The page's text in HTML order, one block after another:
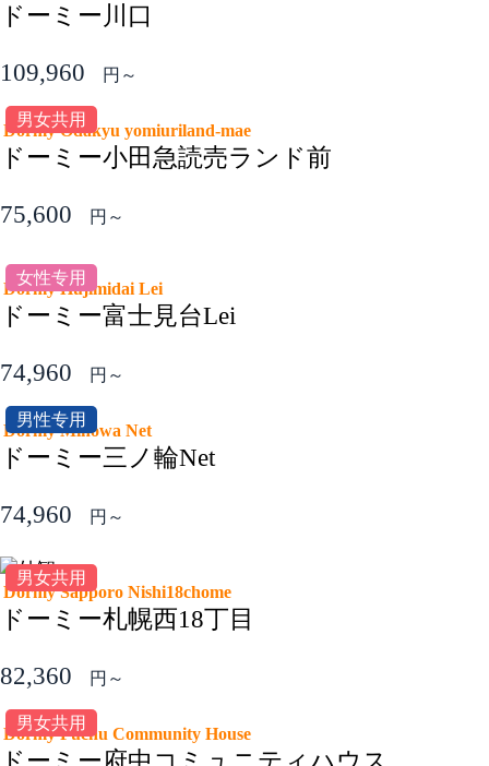
ドーミー川口
109,960 円～
男女共用
Dormy Odakyu yomiuriland-mae
ドーミー小田急読売ランド前
75,600 円～
女性专用
Dormy Hujimidai Lei
ドーミー富士見台Lei
74,960 円～
男性专用
Dormy Minowa Net
ドーミー三ノ輪Net
74,960 円～
男女共用
Dormy Sapporo Nishi18chome
ドーミー札幌西18丁目
82,360 円～
男女共用
Dormy Fuchu Community House